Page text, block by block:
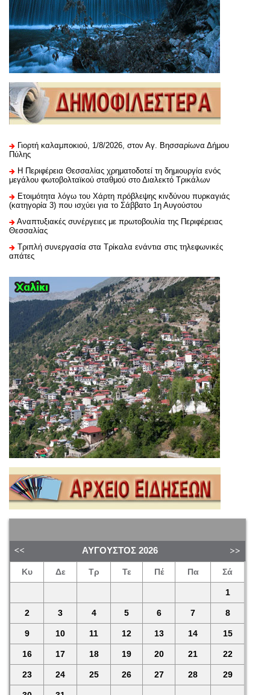
Γιορτή καλαμποκιού, 1/8/2026, στον Αγ. Βησσαρίωνα Δήμου
Πύλης
H Περιφέρεια Θεσσαλίας χρηματοδοτεί τη δημιουργία ενός
μεγάλου φωτοβολταϊκού σταθμού στο Διαλεκτό Τρικάλων
Ετοιμότητα λόγω του Χάρτη πρόβλεψης κινδύνου πυρκαγιάς
(κατηγορία 3) που ισχύει για το Σάββατο 1η Αυγούστου
Αναπτυξιακές συνέργειες με πρωτοβουλία της Περιφέρειας
Θεσσαλίας
Τριπλή συνεργασία στα Τρίκαλα ενάντια στις τηλεφωνικές
απάτες
ΑΎΓΟΥΣΤΟΣ 2026
Κυ Δε Τρ Τε Πέ Πα Σά
1
2 3 4 5 6 7 8
9 10 11 12 13 14 15
16 17 18 19 20 21 22
23 24 25 26 27 28 29